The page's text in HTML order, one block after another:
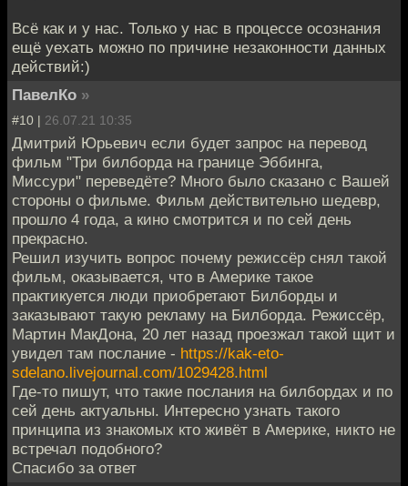
Всё как и у нас. Только у нас в процессе осознания
ещё уехать можно по причине незаконности данных
действий:)
ПавелКо »
#10 | 26.07.21 10:35
Дмитрий Юрьевич если будет запрос на перевод
фильм "Три билборда на границе Эббинга,
Миссури" переведёте? Много было сказано с Вашей
стороны о фильме. Фильм действительно шедевр,
прошло 4 года, а кино смотрится и по сей день
прекрасно.
Решил изучить вопрос почему режиссёр снял такой
фильм, оказывается, что в Америке такое
практикуется люди приобретают Билборды и
заказывают такую рекламу на Билборда. Режиссёр,
Мартин МакДона, 20 лет назад проезжал такой щит и
увидел там послание - https://kak-eto-
sdelano.livejournal.com/1029428.html
Где-то пишут, что такие послания на билбордах и по
сей день актуальны. Интересно узнать такого
принципа из знакомых кто живёт в Америке, никто не
встречал подобного?
Спасибо за ответ